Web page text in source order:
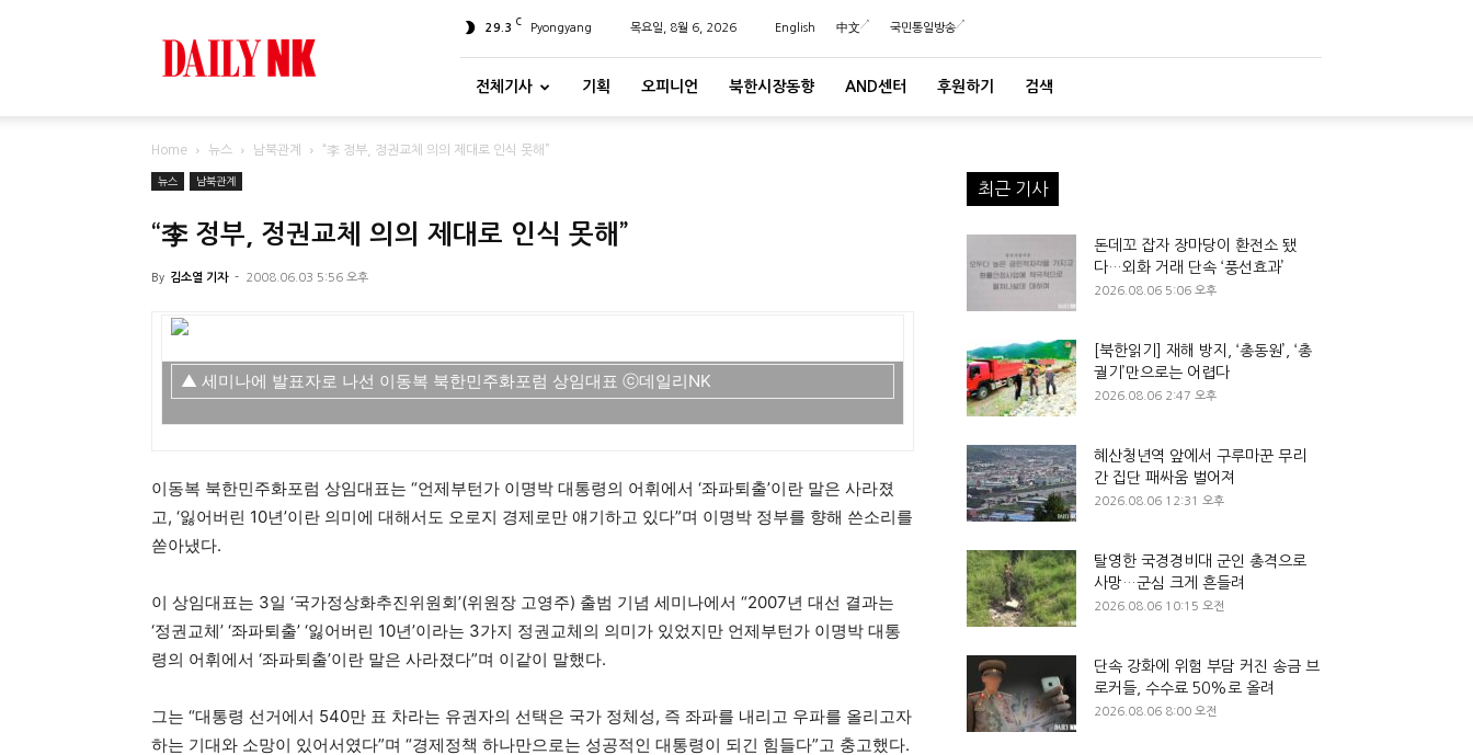
29.3 C Pyongyang 목요일, 8월 6, 2026 English 中文 국민통일방송
전체기사 기획 오피니언 북한시장동향 AND센터 후원하기 검색
Home 뉴스 남북관계 “李 정부, 정권교체 의의 제대로 인식 못해”
뉴스 남북관계
“李 정부, 정권교체 의의 제대로 인식 못해”
By 김소열 기자 - 2008.06.03 5:56 오후
▲ 세미나에 발표자로 나선 이동복 북한민주화포럼 상임대표 ⓒ데일리NK
이동복 북한민주화포럼 상임대표는 “언제부턴가 이명박 대통령의 어휘에서 ‘좌파퇴출’이란 말은 사라졌
고, ‘잃어버린 10년’이란 의미에 대해서도 오로지 경제로만 얘기하고 있다”며 이명박 정부를 향해 쓴소리를
쏟아냈다.
이 상임대표는 3일 ‘국가정상화추진위원회’(위원장 고영주) 출범 기념 세미나에서 “2007년 대선 결과는
‘정권교체’ ‘좌파퇴출’ ‘잃어버린 10년’이라는 3가지 정권교체의 의미가 있었지만 언제부턴가 이명박 대통
령의 어휘에서 ‘좌파퇴출’이란 말은 사라졌다”며 이같이 말했다.
그는 “대통령 선거에서 540만 표 차라는 유권자의 선택은 국가 정체성, 즉 좌파를 내리고 우파를 올리고자
하는 기대와 소망이 있어서였다”며 “경제정책 하나만으로는 성공적인 대통령이 되긴 힘들다”고 충고했다.
최근 기사
돈데꼬 잡자 장마당이 환전소 됐
다…외화 거래 단속 ‘풍선효과’
2026.08.06 5:06 오후
[북한읽기] 재해 방지, ‘총동원’, ‘총
궐기’만으로는 어렵다
2026.08.06 2:47 오후
혜산청년역 앞에서 구루마꾼 무리
간 집단 패싸움 벌어져
2026.08.06 12:31 오후
탈영한 국경경비대 군인 총격으로
사망…군심 크게 흔들려
2026.08.06 10:15 오전
단속 강화에 위험 부담 커진 송금 브
로커들, 수수료 50%로 올려
2026.08.06 8:00 오전